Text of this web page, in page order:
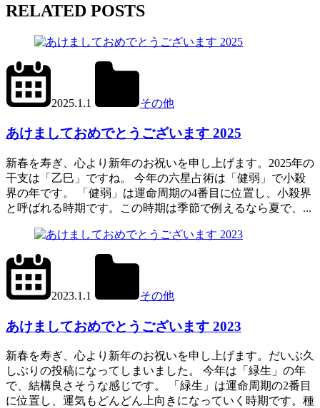
RELATED POSTS
2025.1.1 その他
あけましておめでとうございます 2025
新春を寿ぎ、心より新年のお祝いを申し上げます。2025年の
干支は「乙巳」ですね。 今年の六星占術は「健弱」で小殺
界の年です。 「健弱」は運命周期の4番目に位置し、小殺界
と呼ばれる時期です。この時期は季節で例えるなら夏で、...
2023.1.1 その他
あけましておめでとうございます 2023
新春を寿ぎ、心より新年のお祝いを申し上げます。だいぶ久
しぶりの投稿になってしまいました。 今年は「緑生」の年
で、結構良さそうな感じです。 「緑生」は運命周期の2番目
に位置し、運気もどんどん上向きになっていく時期です。種